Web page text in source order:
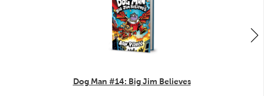
Dog Man #14: Big Jim Believes